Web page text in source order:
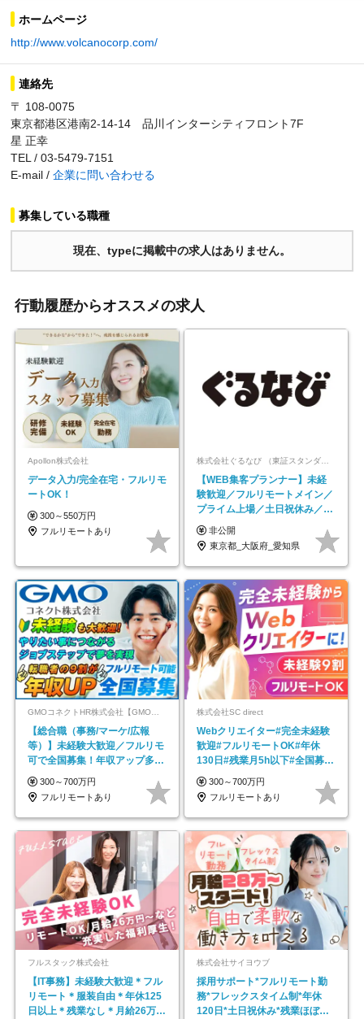
ホームページ
http://www.volcanocorp.com/
連絡先
〒 108-0075
東京都港区港南2-14-14 品川インターシティフロント7F
星 正幸
TEL / 03-5479-7151
E-mail / 企業に問い合わせる
募集している職種
現在、typeに掲載中の求人はありません。
行動履歴からオススメの求人
Apollon株式会社
データ入力/完全在宅・フルリモ
ートOK！
300～550万円
フルリモートあり
株式会社ぐるなび （東証スタンダード上場）
【WEB集客プランナー】未経
験歓迎／フルリモートメイン／
プライム上場／土日祝休み／東
京・大阪・名古屋
非公開
東京都_大阪府_愛知県
GMOコネクトHR株式会社【GMOインターネットグループ】
【総合職（事務/マーケ/広報
等）】未経験大歓迎／フルリモ
可で全国募集！年収アップ多数
★年休最大130日★
300～700万円
フルリモートあり
株式会社SC direct
Webクリエイター#完全未経験
歓迎#フルリモートOK#年休
130日#残業月5h以下#全国募集
#最大1年の研修
300～700万円
フルリモートあり
フルスタック株式会社
【IT事務】未経験大歓迎＊フル
リモート＊服装自由＊年休125
日以上＊残業なし＊月給26万円
株式会社サイヨウブ
採用サポート*フルリモート勤
務*フレックスタイム制*年休
120日*土日祝休み*残業ほぼな